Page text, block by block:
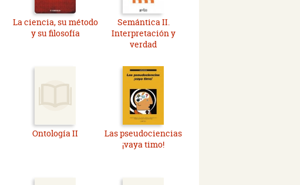
La ciencia, su método
y su filosofía
Semántica II.
Interpretación y
verdad
Ontología II
Las pseudociencias
¡vaya timo!